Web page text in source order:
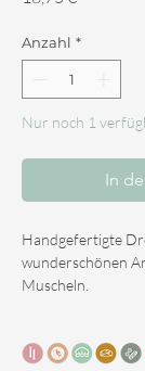
Anzahl *
Nur noch 1
In
Handgefertigte
wunderschönen
Muscheln.
Durchmesser für